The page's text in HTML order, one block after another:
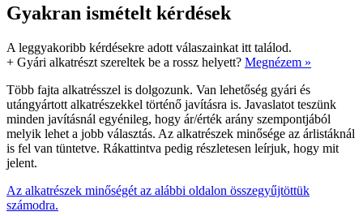
Gyakran ismételt kérdések
A leggyakoribb kérdésekre adott válaszainkat itt találod.
+ Gyári alkatrészt szereltek be a rossz helyett? Megnézem »
Több fajta alkatrésszel is dolgozunk. Van lehetőség gyári és
utángyártott alkatrészekkel történő javításra is. Javaslatot teszünk
minden javításnál egyénileg, hogy ár/érték arány szempontjából
melyik lehet a jobb választás. Az alkatrészek minősége az árlistáknál
is fel van tüntetve. Rákattintva pedig részletesen leírjuk, hogy mit
jelent.
Az alkatrészek minőségét az alábbi oldalon összegyűjtöttük
számodra.